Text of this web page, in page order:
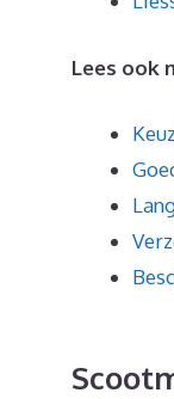
Lees ook